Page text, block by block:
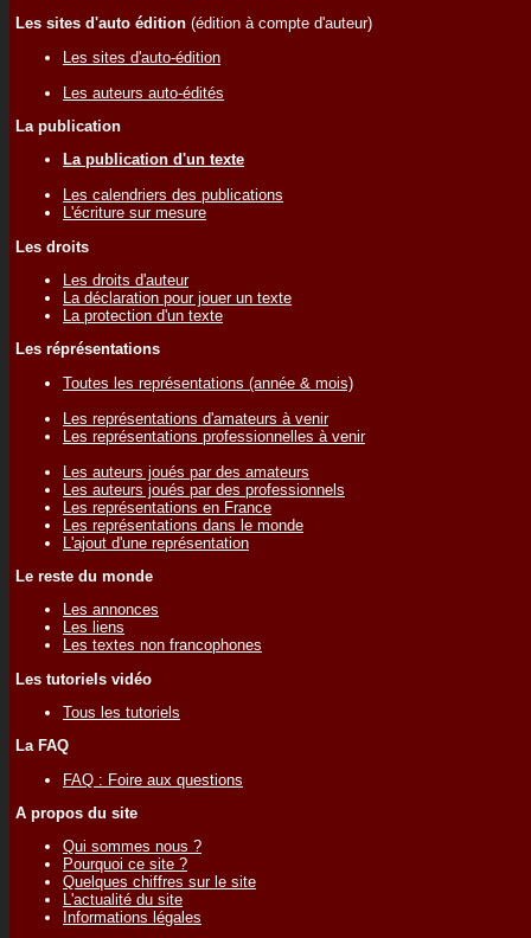
Les sites d'auto édition (édition à compte d'auteur)
Les sites d'auto-édition
Les auteurs auto-édités
La publication
La publication d'un texte
Les calendriers des publications
L'écriture sur mesure
Les droits
Les droits d'auteur
La déclaration pour jouer un texte
La protection d'un texte
Les réprésentations
Toutes les représentations (année & mois)
Les représentations d'amateurs à venir
Les représentations professionnelles à venir
Les auteurs joués par des amateurs
Les auteurs joués par des professionnels
Les représentations en France
Les représentations dans le monde
L'ajout d'une représentation
Le reste du monde
Les annonces
Les liens
Les textes non francophones
Les tutoriels vidéo
Tous les tutoriels
La FAQ
FAQ : Foire aux questions
A propos du site
Qui sommes nous ?
Pourquoi ce site ?
Quelques chiffres sur le site
L'actualité du site
Informations légales